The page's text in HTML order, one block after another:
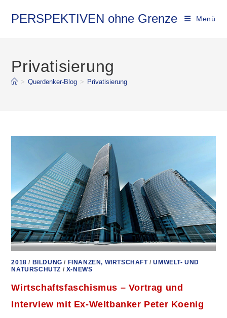
InhaltPERSPEKTIVEN ohne Grenze Menü
Privatisierung
> Querdenker-Blog > Privatisierung
2018 / BILDUNG / FINANZEN, WIRTSCHAFT/UMWELT- UND
NATURSCHUTZ / X-NEWS
Wirtschaftsfaschismus – Vortrag und
Interview mit Ex-Weltbanker Peter Koenig